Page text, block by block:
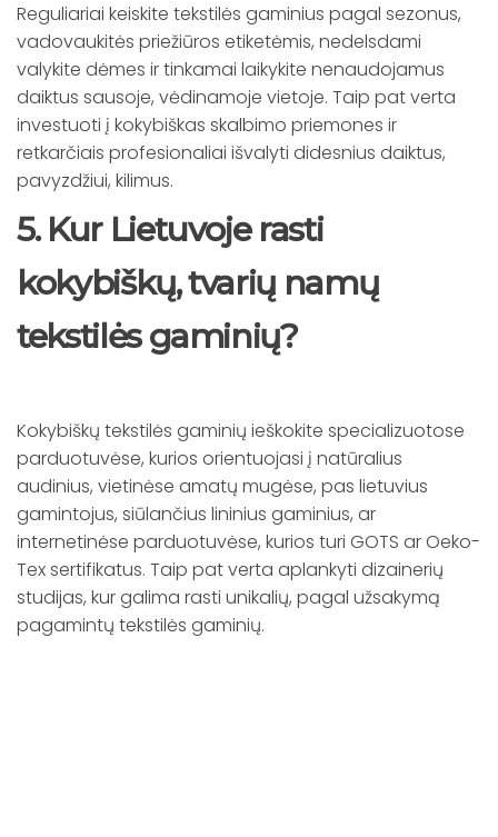
Reguliariai keiskite tekstilės gaminius pagal sezonus,
vadovaukitės priežiūros etiketėmis, nedelsdami
valykite dėmes ir tinkamai laikykite nenaudojamus
daiktus sausoje, vėdinamoje vietoje. Taip pat verta
investuoti į kokybiškas skalbimo priemones ir
retkarčiais profesionaliai išvalyti didesnius daiktus,
pavyzdžiui, kilimus.
5. Kur Lietuvoje rasti
kokybiškų, tvarių namų
tekstilės gaminių?
Kokybiškų tekstilės gaminių ieškokite specializuotose
parduotuvėse, kurios orientuojasi į natūralius
audinius, vietinėse amatų mugėse, pas lietuvius
gamintojus, siūlančius lininius gaminius, ar
internetinėse parduotuvėse, kurios turi GOTS ar Oeko-
Tex sertifikatus. Taip pat verta aplankyti dizainerių
studijas, kur galima rasti unikalių, pagal užsakymą
pagamintų tekstilės gaminių.